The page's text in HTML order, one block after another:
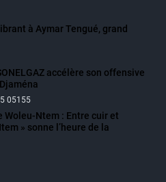
à Aymar Tengué, grand
accélère son offensive
05155
Woleu-Ntem : Entre cuir et
» sonne l’heure de la